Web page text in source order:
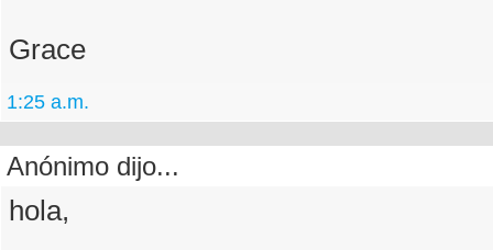
Grace
1:25 a.m.
Anónimo dijo...
hola,